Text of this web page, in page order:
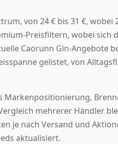
von 24 € bis 31 €, wobei
Preisfiltern, wobei sich
Caorunn Gin-Angebote
gelistet, von
Markenpositionierung,
mehrerer Händler
je nach Versand und
aktualisiert.